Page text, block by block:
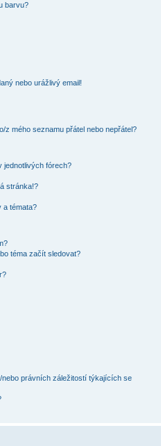
barvu?
nebo urážlivý email!
z mého seznamu přátel nebo nepřátel?
jednotlivých fórech?
stránka!?
a témata?
téma začít sledovat?
nebo právních záležitostí týkajících se